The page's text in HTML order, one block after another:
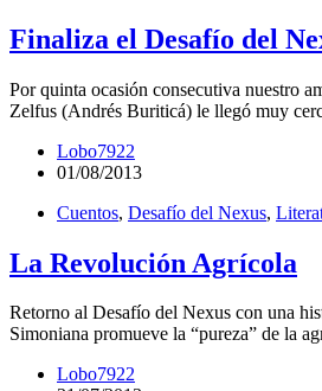
Finaliza el Desafío del
Por quinta ocasión consecutiva nuestro
Zelfus (Andrés Buriticá) le llegó muy
Lobo7922
01/08/2013
Cuentos, Desafío del Nexus,
La Revolución Agrícola
Retorno al Desafío del Nexus con una
Simoniana promueve la “pureza” de la
Lobo7922